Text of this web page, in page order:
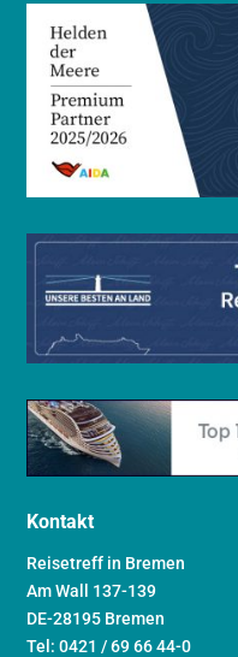
Kontakt
Reisetreff in Bremen
Am Wall 137-139
DE-28195 Bremen
Tel: 0421 / 69 66 44-0